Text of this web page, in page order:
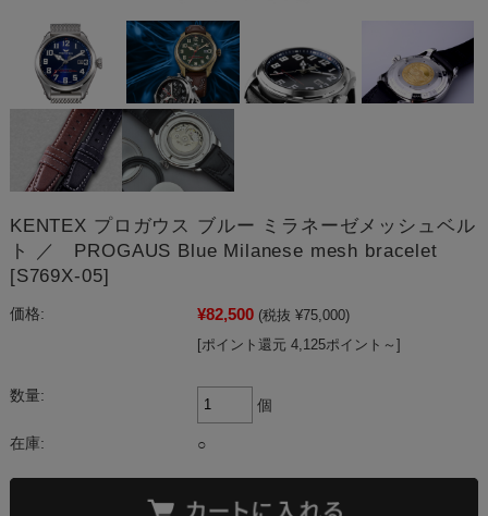
KENTEX プロガウス ブルー ミラネーゼメッシュベル
ト ／ PROGAUS Blue Milanese mesh bracelet
[S769X-05]
価格: ¥82,500 (税抜 ¥75,000)
[ポイント還元 4,125ポイント～]
数量:
個
在庫: ○